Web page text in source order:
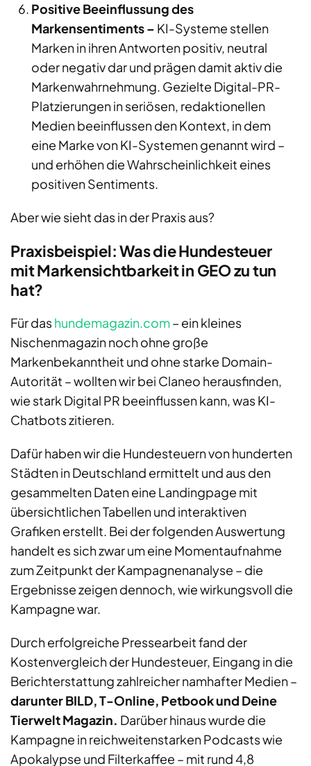
Positive Beeinflussung des
Markensentiments – KI-Systeme stellen
Marken in ihren Antworten positiv, neutral
oder negativ dar und prägen damit aktiv die
Markenwahrnehmung. Gezielte Digital-PR-
Platzierungen in seriösen, redaktionellen
Medien beeinflussen den Kontext, in dem
eine Marke von KI-Systemen genannt wird –
und erhöhen die Wahrscheinlichkeit eines
positiven Sentiments.
Aber wie sieht das in der Praxis aus?
Praxisbeispiel: Was die Hundesteuer
mit Markensichtbarkeit in GEO zu tun
hat?
Für dashundemagazin.com– ein kleines
Nischenmagazin noch ohne große
Markenbekanntheit und ohne starke Domain-
Autorität – wollten wir bei Claneo herausfinden,
wie stark Digital PR beeinflussen kann, was KI-
Chatbots zitieren.
Dafür haben wir die Hundesteuern von hunderten
Städten in Deutschland ermittelt und aus den
gesammelten Daten eine Landingpage mit
übersichtlichen Tabellen und interaktiven
Grafiken erstellt. Bei der folgenden Auswertung
handelt es sich zwar um eine Momentaufnahme
zum Zeitpunkt der Kampagnenanalyse – die
Ergebnisse zeigen dennoch, wie wirkungsvoll die
Kampagne war.
Durch erfolgreiche Pressearbeit fand der
Kostenvergleich der Hundesteuer, Eingang in die
Berichterstattung zahlreicher namhafter Medien –
darunter BILD, T-Online, Petbook und Deine
Tierwelt Magazin. Darüber hinaus wurde die
Kampagne in reichweitenstarken Podcasts wie
Apokalypse und Filterkaffee – mit rund 4,8